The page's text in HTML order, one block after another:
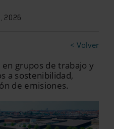
2026
< Volver
grupos de trabajo y
a sostenibilidad,
de emisiones.